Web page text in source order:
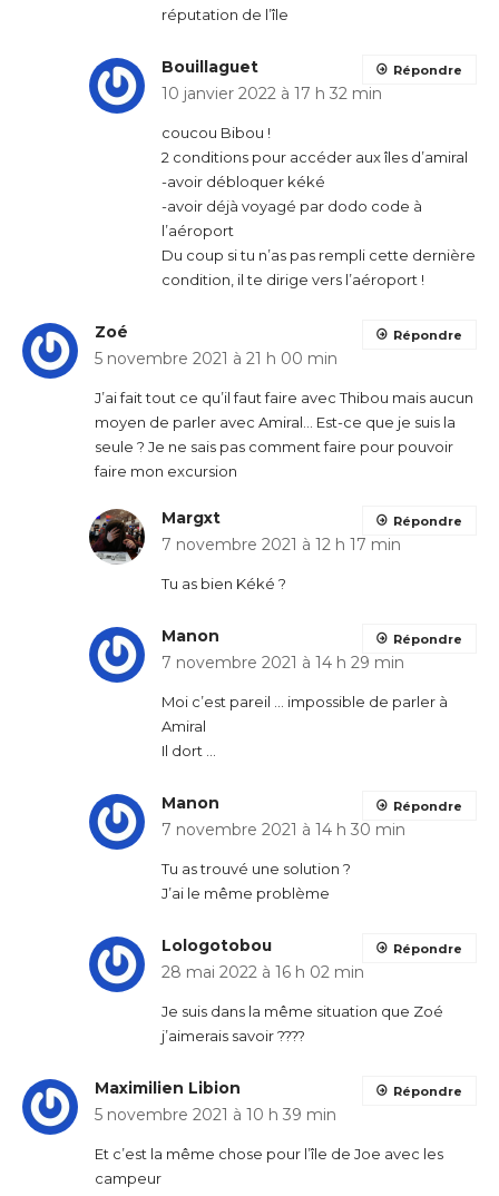
réputation de l’île
Bouillaguet
10 janvier 2022 à 17 h 32 min
coucou Bibou !
2 conditions pour accéder aux îles d’amiral
-avoir débloquer kéké
-avoir déjà voyagé par dodo code à
l’aéroport
Du coup si tu n’as pas rempli cette dernière
condition, il te dirige vers l’aéroport !
Répondre
Zoé
5 novembre 2021 à 21 h 00 min
J’ai fait tout ce qu’il faut faire avec Thibou mais aucun
moyen de parler avec Amiral… Est-ce que je suis la
seule ? Je ne sais pas comment faire pour pouvoir
faire mon excursion
Répondre
Margxt
7 novembre 2021 à 12 h 17 min
Tu as bien Kéké ?
Répondre
Manon
7 novembre 2021 à 14 h 29 min
Moi c’est pareil … impossible de parler à
Amiral
Il dort …
Répondre
Manon
7 novembre 2021 à 14 h 30 min
Tu as trouvé une solution ?
J’ai le même problème
Répondre
Lologotobou
28 mai 2022 à 16 h 02 min
Je suis dans la même situation que Zoé
j’aimerais savoir ????
Répondre
Maximilien Libion
5 novembre 2021 à 10 h 39 min
Et c’est la même chose pour l’île de Joe avec les
campeur
Répondre